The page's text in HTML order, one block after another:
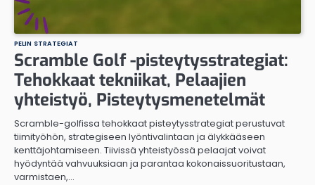
PELIN STRATEGIAT
Scramble Golf -pisteytysstrategiat:
Tehokkaat tekniikat, Pelaajien
yhteistyö, Pisteytysmenetelmät
Scramble-golfissa tehokkaat pisteytysstrategiat perustuvat
tiimityöhön, strategiseen lyöntivalintaan ja älykkääseen
kenttäjohtamiseen. Tiivissä yhteistyössä pelaajat voivat
hyödyntää vahvuuksiaan ja parantaa kokonaissuoritustaan,
varmistaen,…